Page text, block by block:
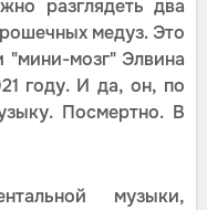
разглядеть два
медуз. Это
мозг" Элвина
году. И да, он, по
Посмертно. В
музыки,